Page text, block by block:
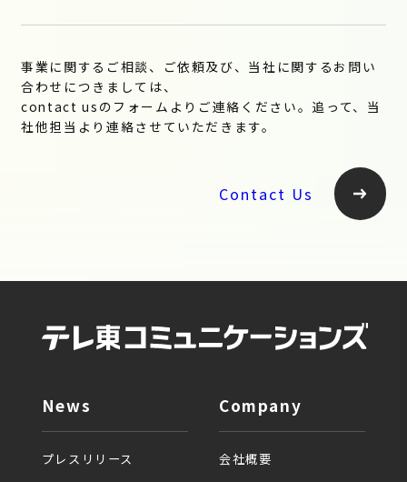
事業に関するご相談、ご依頼及び、当社に関するお問い
合わせにつきましては、
contact usのフォームよりご連絡ください。追って、当
社他担当より連絡させていただきます。
Contact Us
News
プレスリリース
Company
会社概要